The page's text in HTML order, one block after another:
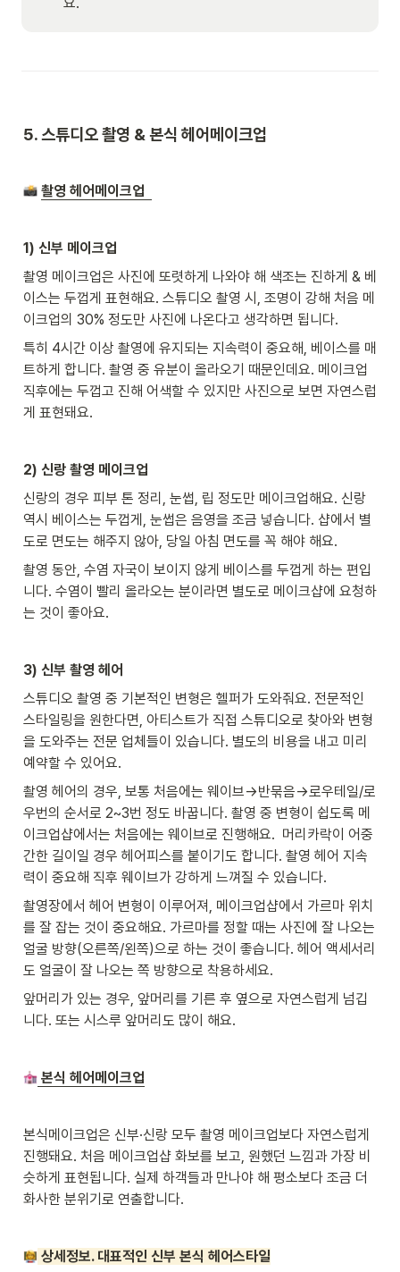
5. 스튜디오 촬영 & 본식 헤어메이크업
촬영 헤어메이크업
1) 신부 메이크업
촬영 메이크업은 사진에 또렷하게 나와야 해 색조는 진하게 & 베
이스는 두껍게 표현해요. 스튜디오 촬영 시, 조명이 강해 처음 메
이크업의 30% 정도만 사진에 나온다고 생각하면 됩니다.
특히 4시간 이상 촬영에 유지되는 지속력이 중요해, 베이스를 매
트하게 합니다. 촬영 중 유분이 올라오기 때문인데요. 메이크업
직후에는 두껍고 진해 어색할 수 있지만 사진으로 보면 자연스럽
게 표현돼요.
2) 신랑 촬영 메이크업
신랑의 경우 피부 톤 정리, 눈썹, 립 정도만 메이크업해요. 신랑
역시 베이스는 두껍게, 눈썹은 음영을 조금 넣습니다. 샵에서 별
도로 면도는 해주지 않아, 당일 아침 면도를 꼭 해야 해요.
촬영 동안, 수염 자국이 보이지 않게 베이스를 두껍게 하는 편입
니다. 수염이 빨리 올라오는 분이라면 별도로 메이크샵에 요청하
는 것이 좋아요.
3) 신부 촬영 헤어
스튜디오 촬영 중 기본적인 변형은 헬퍼가 도와줘요. 전문적인
스타일링을 원한다면, 아티스트가 직접 스튜디오로 찾아와 변형
을 도와주는 전문 업체들이 있습니다. 별도의 비용을 내고 미리
예약할 수 있어요.
촬영 헤어의 경우, 보통 처음에는 웨이브→반묶음→로우테일/로
우번의 순서로 2~3번 정도 바꿉니다. 촬영 중 변형이 쉽도록 메
이크업샵에서는 처음에는 웨이브로 진행해요.  머리카락이 어중
간한 길이일 경우 헤어피스를 붙이기도 합니다. 촬영 헤어 지속
력이 중요해 직후 웨이브가 강하게 느껴질 수 있습니다.
촬영장에서 헤어 변형이 이루어져, 메이크업샵에서 가르마 위치
를 잘 잡는 것이 중요해요. 가르마를 정할 때는 사진에 잘 나오는
얼굴 방향(오른쪽/왼쪽)으로 하는 것이 좋습니다. 헤어 액세서리
도 얼굴이 잘 나오는 쪽 방향으로 착용하세요.
앞머리가 있는 경우, 앞머리를 기른 후 옆으로 자연스럽게 넘깁
니다. 또는 시스루 앞머리도 많이 해요.
본식 헤어메이크업
본식메이크업은 신부·신랑 모두 촬영 메이크업보다 자연스럽게
진행돼요. 처음 메이크업샵 화보를 보고, 원했던 느낌과 가장 비
슷하게 표현됩니다. 실제 하객들과 만나야 해 평소보다 조금 더
화사한 분위기로 연출합니다.
상세정보. 대표적인 신부 본식 헤어스타일